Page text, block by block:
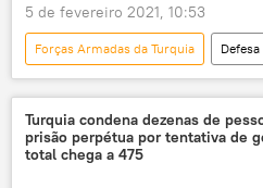
Turquia
5 de fevereiro 2021, 10:53
Forças Armadas da Turquia
Defesa
Notícias
mísseis antinavio
Ismail Demir
teste de mísseis
mar Negro
Turquia condena dezenas de
prisão perpétua por tentativa de
total chega a 475